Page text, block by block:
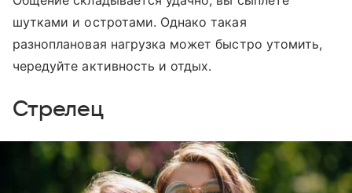
шутками и остротами. Однако такая
разноплановая нагрузка может быстро утомить,
чередуйте активность и отдых.
Стрелец